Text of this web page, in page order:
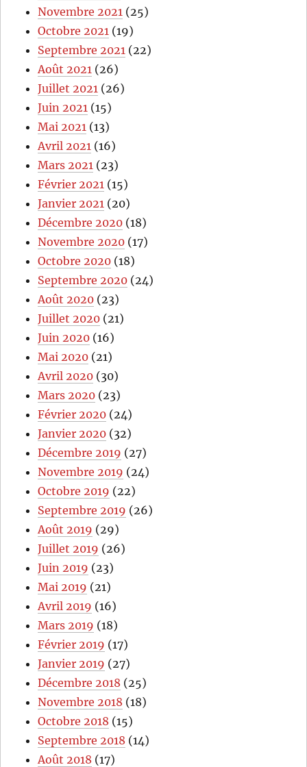
Novembre 2021 (25)
Octobre 2021 (19)
Septembre 2021 (22)
Août 2021 (26)
Juillet 2021 (26)
Juin 2021 (15)
Mai 2021 (13)
Avril 2021 (16)
Mars 2021 (23)
Février 2021 (15)
Janvier 2021 (20)
Décembre 2020 (18)
Novembre 2020 (17)
Octobre 2020 (18)
Septembre 2020 (24)
Août 2020 (23)
Juillet 2020 (21)
Juin 2020 (16)
Mai 2020 (21)
Avril 2020 (30)
Mars 2020 (23)
Février 2020 (24)
Janvier 2020 (32)
Décembre 2019 (27)
Novembre 2019 (24)
Octobre 2019 (22)
Septembre 2019 (26)
Août 2019 (29)
Juillet 2019 (26)
Juin 2019 (23)
Mai 2019 (21)
Avril 2019 (16)
Mars 2019 (18)
Février 2019 (17)
Janvier 2019 (27)
Décembre 2018 (25)
Novembre 2018 (18)
Octobre 2018 (15)
Septembre 2018 (14)
Août 2018 (17)